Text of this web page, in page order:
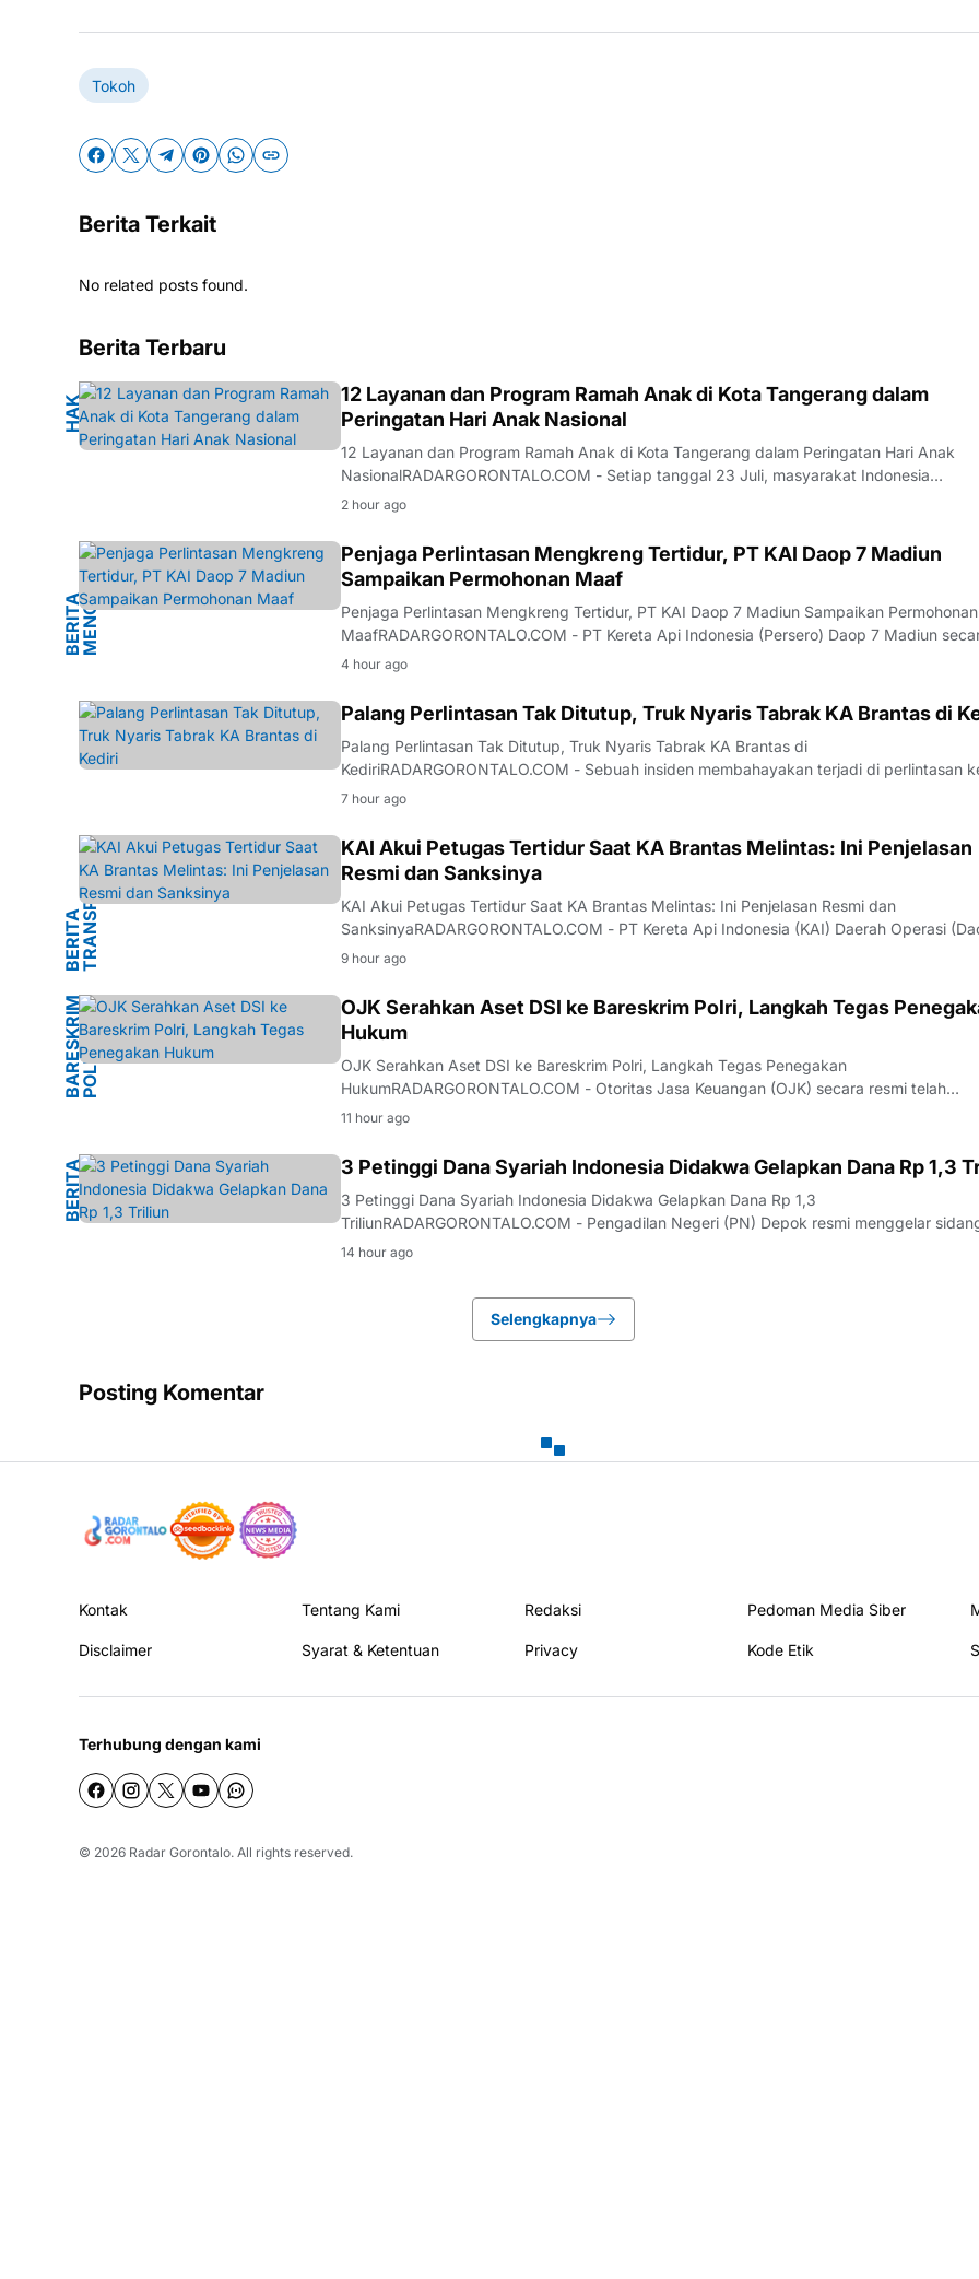
Tokoh
Berita Terkait
No related posts found.
Berita Terbaru
H
A
K
A
N
AK
12 Layanan dan Program Ramah Anak di Kota Tangerang dalam
Peringatan Hari Anak Nasional
12 Layanan dan Program Ramah Anak di Kota Tangerang dalam Peringatan Hari Anak
NasionalRADARGORONTALO.COM - Setiap tanggal 23 Juli, masyarakat Indonesia
memperingati Hari Anak Nasional sebagai sebuah momentum krusial untuk mengevaluasi
2 hour ago
B
E
R
I
T
A
M
E
N
G
K
R
E
NG
Penjaga Perlintasan Mengkreng Tertidur, PT KAI Daop 7 Madiun
Sampaikan Permohonan Maaf
Penjaga Perlintasan Mengkreng Tertidur, PT KAI Daop 7 Madiun Sampaikan Permohonan
MaafRADARGORONTALO.COM - PT Kereta Api Indonesia (Persero) Daop 7 Madiun
terbuka menyampaikan permohonan maaf yang mendalam kepada seluruh masyarakat
4 hour ago
BERITA Palang Perlintasan Tak Ditutup, Truk Nyaris Tabrak KA Brantas di
Palang Perlintasan Tak Ditutup, Truk Nyaris Tabrak KA Brantas di
KediriRADARGORONTALO.COM - Sebuah insiden membahayakan terjadi di perlintasan
api Simpang Mengkreng, Kecamatan Purwoasri, Kabupaten Kediri, yang melibatkan KA
7 hour ago
B
E
R
I
T
A
T
R
A
N
S
P
O
R
T
A
SI
KAI Akui Petugas Tertidur Saat KA Brantas Melintas: Ini Penjelasan
Resmi dan Sanksinya
KAI Akui Petugas Tertidur Saat KA Brantas Melintas: Ini Penjelasan Resmi dan
SanksinyaRADARGORONTALO.COM - PT Kereta Api Indonesia (KAI) Daerah Operasi
Madiun telah memberikan klarifikasi resmi terkait insiden palang pintu perlintasan di
9 hour ago
B
A
RE
S
K
R
I
M
P
O
L
RI
OJK Serahkan Aset DSI ke Bareskrim Polri, Langkah Tegas
Hukum
OJK Serahkan Aset DSI ke Bareskrim Polri, Langkah Tegas Penegakan
HukumRADARGORONTALO.COM - Otoritas Jasa Keuangan (OJK) secara resmi telah
menyerahkan sejumlah aset milik PT Dana Syariah Indonesia (PT DSI) kepada Bareskrim
11 hour ago
B
E
R
I
T
A
H
U
K
UM 3 Petinggi Dana Syariah Indonesia Didakwa Gelapkan Dana Rp 1,3
3 Petinggi Dana Syariah Indonesia Didakwa Gelapkan Dana Rp 1,3
TriliunRADARGORONTALO.COM - Pengadilan Negeri (PN) Depok resmi menggelar
perdana kasus dugaan penggelapan dana yang melibatkan petinggi PT Dana Syariah
14 hour ago
Selengkapnya
Posting Komentar
Kontak Tentang Kami Redaksi Pedoman Media Siber
Disclaimer Syarat & Ketentuan Privacy Kode Etik
Terhubung dengan kami
© 2026 Radar Gorontalo. All rights reserved.